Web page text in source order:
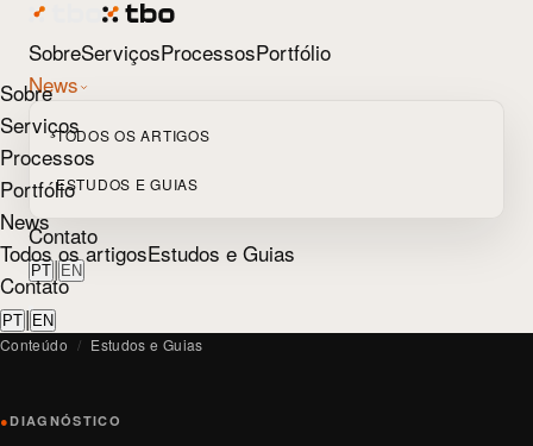
SobreServiçosProcessosPortfólio
News
TODOS OS ARTIGOS
ESTUDOS E GUIAS
Contato
PT | EN
Sobre
Serviços
Processos
Portfólio
News
Todos os artigosEstudos e Guias
Contato
PT | EN
Conteúdo / Estudos e Guias
● DIAGNÓSTICO